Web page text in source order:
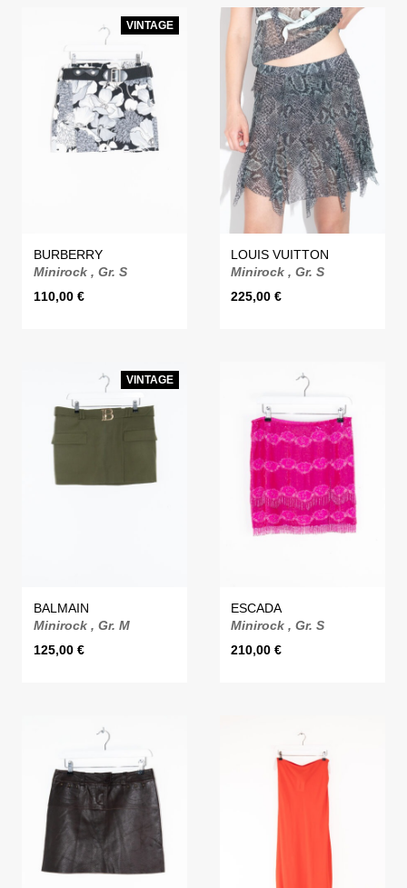
VINTAGE
BURBERRY
Minirock , Gr. S
110,00 €
LOUIS VUITTON
Minirock , Gr. S
225,00€
VINTAGE
BALMAIN
Minirock , Gr. M
125,00 €
ESCADA
Minirock , Gr. S
210,00€